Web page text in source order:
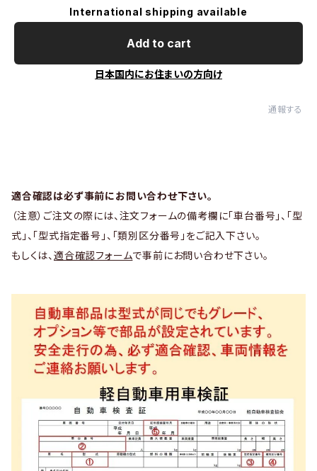
International shipping available
Add to cart
日本国内にお住まいの方向け
通報する
適合確認は必ず事前にお問い合わせ下さい。
（注意）ご注文の際には、注文フォームの備考欄に「車台番号」、「型
式」、「型式指定番号」、「類別区分番号」をご記入下さい。
もしくは、 適合確認フォームで事前にお問い合わせ下さい。